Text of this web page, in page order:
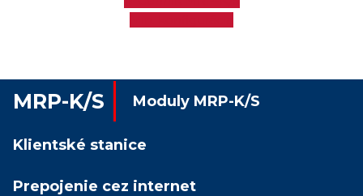
MRP-K/S Moduly MRP-K/S
Klientské stanice
Prepojenie cez internet